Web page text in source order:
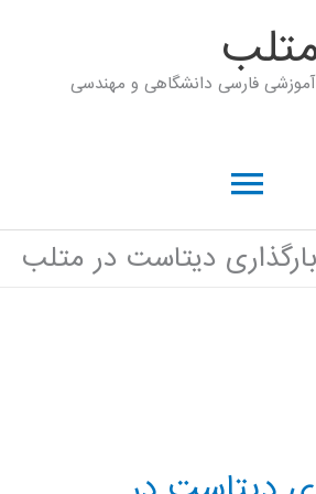
فارسی دانشگاهی و مهندسی
فهرست
اصلی
بارگذاری دیتاست در متلب